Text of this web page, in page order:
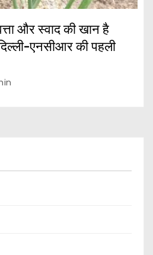
और स्वाद की खान है
एनसीआर की पहली